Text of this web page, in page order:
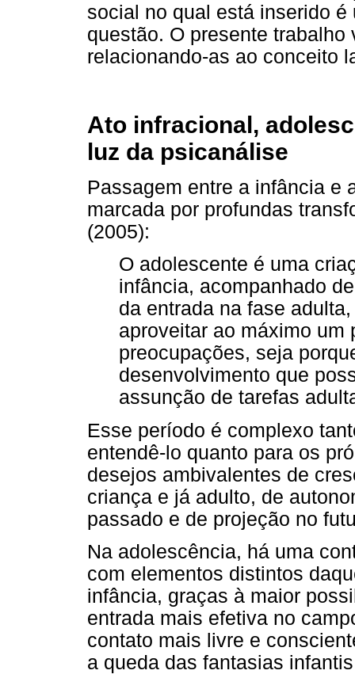
social no qual está inserido
questão. O presente
relacionando-as ao conceito
Ato infracional,
luz da psicanálise
Passagem entre a infância e
marcada por profundas
(2005):
O adolescente é uma
infância, acompanhado
da entrada na fase
aproveitar ao máximo um
preocupações, seja
desenvolvimento que
assunção de tarefas
Esse período é complexo
entendê-lo quanto para os
desejos ambivalentes de
criança e já adulto, de
passado e de projeção no
Na adolescência, há uma
com elementos distintos
infância, graças à maior
entrada mais efetiva no
contato mais livre e
a queda das fantasias